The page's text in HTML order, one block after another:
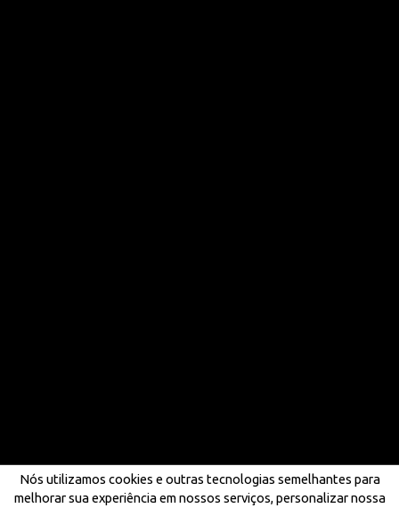
Nós utilizamos cookies e outras tecnologias semelhantes para
melhorar sua experiência em nossos serviços, personalizar nossa